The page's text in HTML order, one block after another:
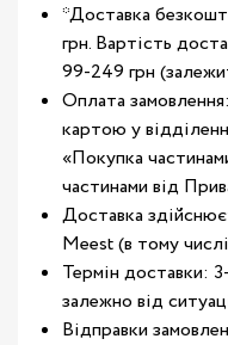
*Доставка
грн. Вартість
99-249 грн
Оплата
картою у
«Покупка
частинами від
Доставка
Meest (в тому
Термін доставки:
залежно від
Відправки